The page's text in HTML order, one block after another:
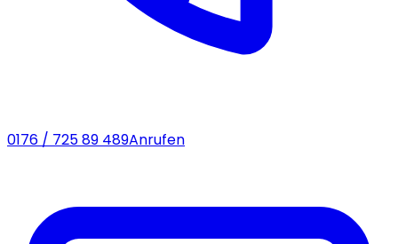
0176 / 725 89 489Anrufen